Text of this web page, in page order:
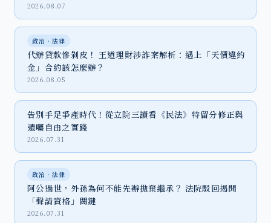
2026.08.07
政治‧法律
代辦貸款慘剝皮！ 王道理財涉詐案解析：遇上「天價違約
金」合約該怎麼辦？
2026.08.05
告別手足爭產時代！從立院三讀看《民法》特留分修正與
遺囑自由之實踐
2026.07.31
政治‧法律
阿公過世，外孫為何不能先辦拋棄繼承？ 法院駁回揭開
「聲請資格」關鍵
2026.07.31